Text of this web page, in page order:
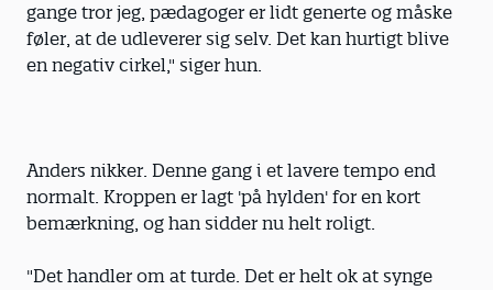
gange tror jeg, pædagoger er lidt generte og måske
føler, at de udleverer sig selv. Det kan hurtigt blive
en negativ cirkel," siger hun.
Anders nikker. Denne gang i et lavere tempo end
normalt. Kroppen er lagt 'på hylden' for en kort
bemærkning, og han sidder nu helt roligt.
"Det handler om at turde. Det er helt ok at synge